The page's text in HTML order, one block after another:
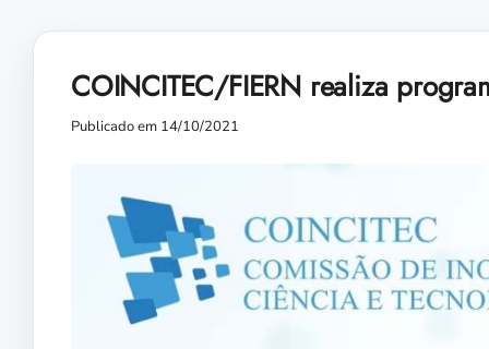
COINCITEC/FIERN realiza
Publicado em 14/10/2021